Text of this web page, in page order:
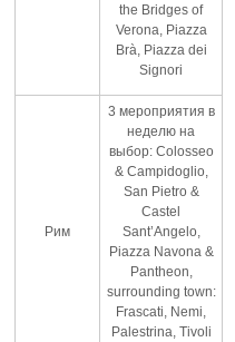
the Bridges of
Verona, Piazza
Brà, Piazza dei
Signori
Рим
3 мероприятия в
неделю на
выбор: Colosseo
& Campidoglio,
San Pietro &
Castel
Sant’Angelo,
Piazza Navona &
Pantheon,
surrounding town:
Frascati, Nemi,
Palestrina, Tivoli